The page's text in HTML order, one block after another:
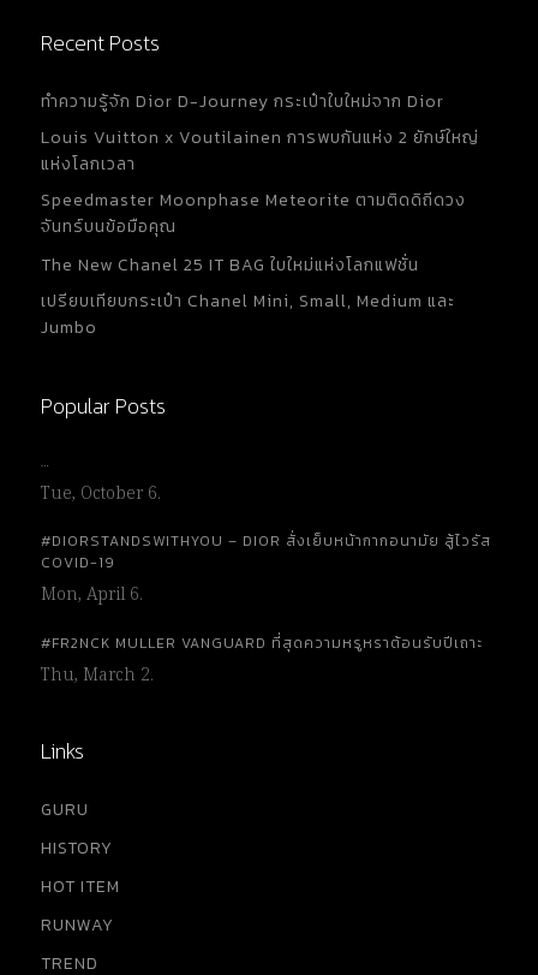
Recent Posts
ทำความรู้จัก Dior D-Journey กระเป๋าใบใหม่จาก Dior
Louis Vuitton x Voutilainen การพบกันแห่ง 2 ยักษ์ใหญ่
แห่งโลกเวลา
Speedmaster Moonphase Meteorite ตามติดดิถีดวง
จันทร์บนข้อมือคุณ
The New Chanel 25 IT BAG ใบใหม่แห่งโลกแฟชั่น
เปรียบเทียบกระเป๋า Chanel Mini, Small, Medium และ
Jumbo
Popular Posts
…
Tue, October 6.
#DIORSTANDSWITHYOU – DIOR สั่งเย็บหน้ากากอนามัย สู้ไวรัส
COVID-19
Mon, April 6.
#FR2NCK MULLER VANGUARD ที่สุดความหรูหราต้อนรับปีเถาะ
Thu, March 2.
Links
GURU
HISTORY
HOT ITEM
RUNWAY
TREND